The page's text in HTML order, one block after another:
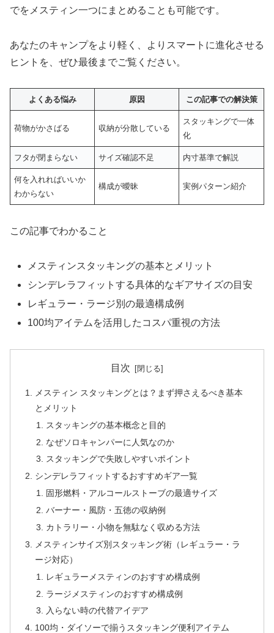
でをメスティン一つにまとめることも可能です。
あなたのキャンプをより軽く、よりスマートに進化させる
ヒントを、ぜひ最後までご覧ください。
よくある悩み 原因 この記事での解決策
荷物がかさばる 収納が分散している
スタッキングで一体
化
フタが閉まらない サイズ確認不足 内寸基準で解説
何を入れればいいか
わからない
構成が曖昧 実例パターン紹介
この記事でわかること
メスティンスタッキングの基本とメリット
シンデレラフィットする具体的なギアサイズの目安
レギュラー・ラージ別の最適構成例
100均アイテムを活用したコスパ重視の方法
目次
メスティン スタッキングとは？まず押さえるべき基本
とメリット
スタッキングの基本概念と目的
なぜソロキャンパーに人気なのか
スタッキングで失敗しやすいポイント
シンデレラフィットするおすすめギア一覧
固形燃料・アルコールストーブの最適サイズ
バーナー・風防・五徳の収納例
カトラリー・小物を無駄なく収める方法
メスティンサイズ別スタッキング術（レギュラー・ラ
ージ対応）
レギュラーメスティンのおすすめ構成例
ラージメスティンのおすすめ構成例
入らない時の代替アイデア
100均・ダイソーで揃うスタッキング便利アイテム